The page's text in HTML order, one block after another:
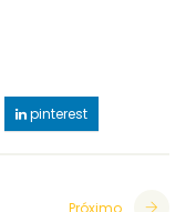
pinterest